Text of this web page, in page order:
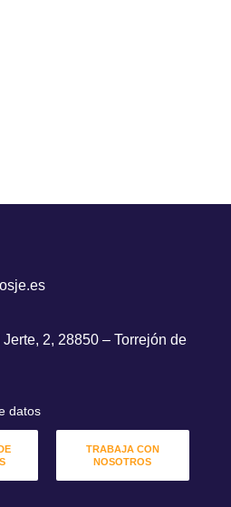
2, 28850 – Torrejón de
datos
TRABAJA CON
NOSOTROS